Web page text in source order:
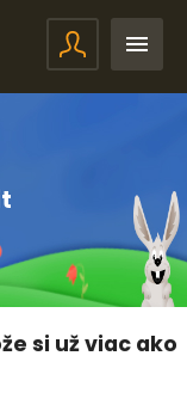
si už viac ako